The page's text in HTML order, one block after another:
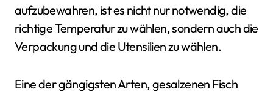
aufzubewahren, ist es nicht nur notwendig, die
richtige Temperatur zu wählen, sondern auch die
Verpackung und die Utensilien zu wählen.
Eine der gängigsten Arten, gesalzenen Fisch